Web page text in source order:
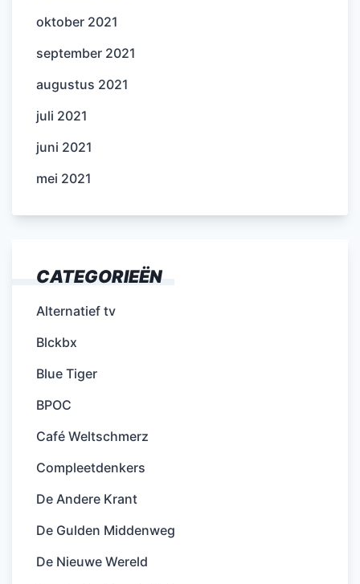
oktober 2021
september 2021
augustus 2021
juli 2021
juni 2021
mei 2021
CATEGORIEËN
Alternatief tv
Blckbx
Blue Tiger
BPOC
Café Weltschmerz
Compleetdenkers
De Andere Krant
De Gulden Middenweg
De Nieuwe Wereld